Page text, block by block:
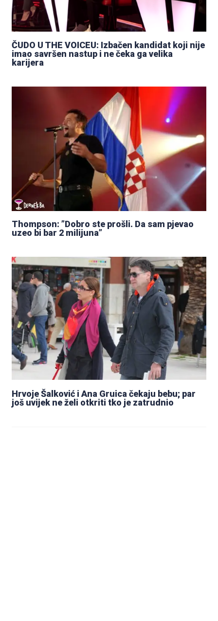
ČUDO U THE VOICEU: Izbačen kandidat koji nije
imao savršen nastup i ne čeka ga velika
karijera
Thompson: ”Dobro ste prošli. Da sam pjevao
uzeo bi bar 2 milijuna”
Hrvoje Šalković i Ana Gruica čekaju bebu; par
još uvijek ne želi otkriti tko je zatrudnio